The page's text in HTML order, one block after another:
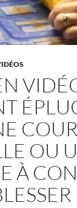
OU
À